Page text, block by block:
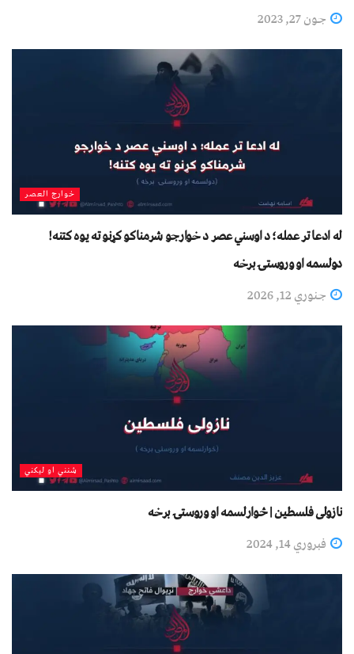
جون 27, 2023
خوارج العصر
له ادعا تر عمله؛ د اوسني عصر د خوارجو شرمناکو کړنو ته یوه کتنه!
دولسمه او وروستۍ برخه
جنوري 12, 2026
شنني او لیکني
نازولی فلسطين | څوارلسمه او وروستۍ برخه
فبروري 14, 2024